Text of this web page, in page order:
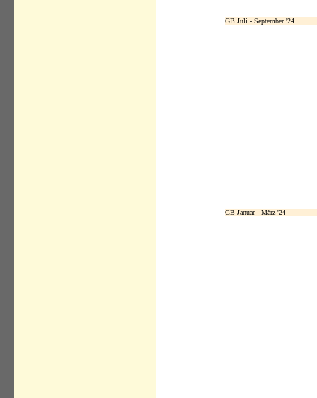
GB Juli - September '24
GB Januar - März '24